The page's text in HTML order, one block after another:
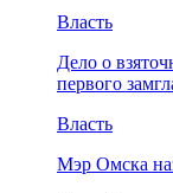
Власть
Дело о
первого
Власть
Мэр Омска